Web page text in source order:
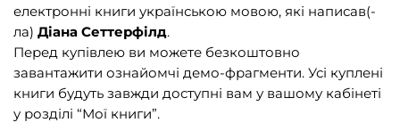
Навчальна література та посібники (527)
Енциклопедії, довідники, словники (55)
Подарункові сертифікати (1)
електронні книги українською мовою, які написав(-
ла) Діана Сеттерфілд.
Перед купівлею ви можете безкоштовно
завантажити ознайомчі демо-фрагменти. Усі куплені
книги будуть завжди доступні вам у вашому кабінеті
у розділі “Мої книги”.